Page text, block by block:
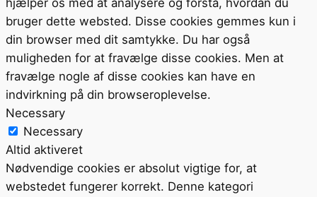
hjælper os med at analysere og forstå, hvordan du
bruger dette websted. Disse cookies gemmes kun i
din browser med dit samtykke. Du har også
muligheden for at fravælge disse cookies. Men at
fravælge nogle af disse cookies kan have en
indvirkning på din browseroplevelse.
Necessary
Necessary
Altid aktiveret
Nødvendige cookies er absolut vigtige for, at
webstedet fungerer korrekt. Denne kategori